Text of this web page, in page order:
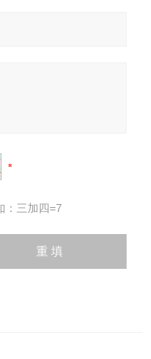
：三加四=7